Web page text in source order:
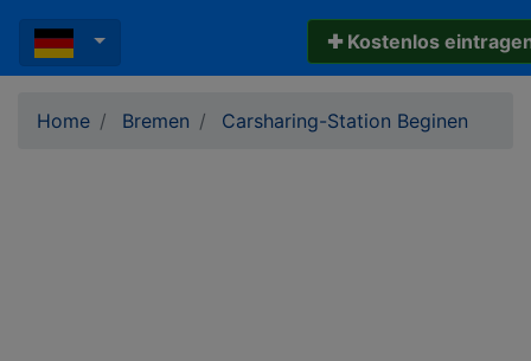
✚ Kostenlos
Home Bremen Carsharing-Station Beginen